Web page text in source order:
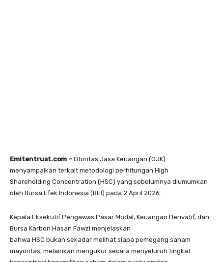
Emitentrust.com – Otoritas Jasa Keuangan (OJK)
menyampaikan terkait metodologi perhitungan High
Shareholding Concentration (HSC) yang sebelumnya diumumkan
oleh Bursa Efek Indonesia (BEI) pada 2 April 2026.
Kepala Eksekutif Pengawas Pasar Modal, Keuangan Derivatif, dan
Bursa Karbon Hasan Fawzi menjelaskan
bahwa HSC bukan sekadar melihat siapa pemegang saham
mayoritas, melainkan mengukur secara menyeluruh tingkat